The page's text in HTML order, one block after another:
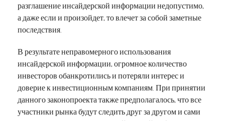
разглашение инсайдерской информации недопустимо,
а даже если и произойдет, то влечет за собой заметные
последствия.
В результате неправомерного использования
инсайдерской информации, огромное количество
инвесторов обанкротились и потеряли интерес и
доверие к инвестиционным компаниям. При принятии
данного законопроекта также предполагалось, что все
участники рынка будут следить друг за другом и сами